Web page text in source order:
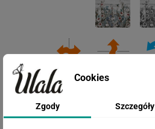
Cookies
Zgody Szczegóły